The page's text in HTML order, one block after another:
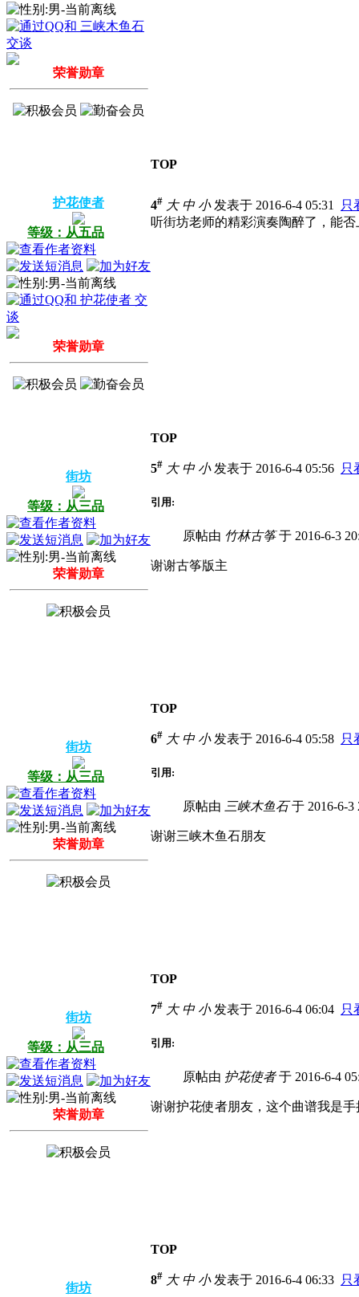
荣誉勋章
TOP
护花使者
等级：从五品
荣誉勋章
4# 大 中 小发表于 2016-6-4 05:31
只
听街坊老师的精彩演奏陶醉了，能
TOP
街坊
等级：从三品
荣誉勋章
5# 大 中 小发表于 2016-6-4 05:56 只
引用:
原帖由 竹林古筝于 2016-6-3
谢谢古筝版主
TOP
街坊
等级：从三品
荣誉勋章
6# 大 中 小发表于 2016-6-4 05:58 只
引用:
原帖由 三峡木鱼石于 2016-6-3
谢谢三峡木鱼石朋友
TOP
街坊
等级：从三品
荣誉勋章
7# 大 中 小发表于 2016-6-4 06:04 只
引用:
原帖由 护花使者于 2016-6-4
谢谢护花使者朋友，这个曲谱我是
TOP
街坊
8# 大 中 小发表于 2016-6-4 06:33 只